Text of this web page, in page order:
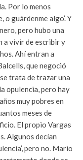
Por lo menos
guárdenme algo’. Y
pero hubo una
a vivir de escribir y
Ahí entran a
que negoció
trata de trazar una
opulencia, pero hay
muy pobres en
meses de
El propio Vargas
Algunos decían
pero no. Mario